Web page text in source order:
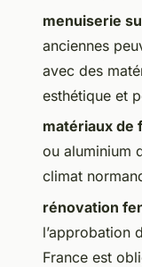
menuiserie
anciennes
avec des
esthétique et
matériaux de
ou aluminium
climat
rénovation
l’approbation
France est